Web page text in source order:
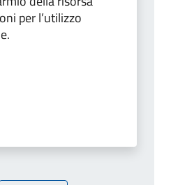
per l’utilizzo